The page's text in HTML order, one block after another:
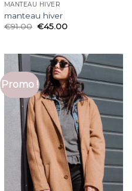
MANTEAU HIVER
manteau hiver
€91.00 €45.00
Promo !